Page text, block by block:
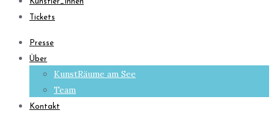
Tickets
Presse
Über
KunstRäume am See
Team
Kontakt